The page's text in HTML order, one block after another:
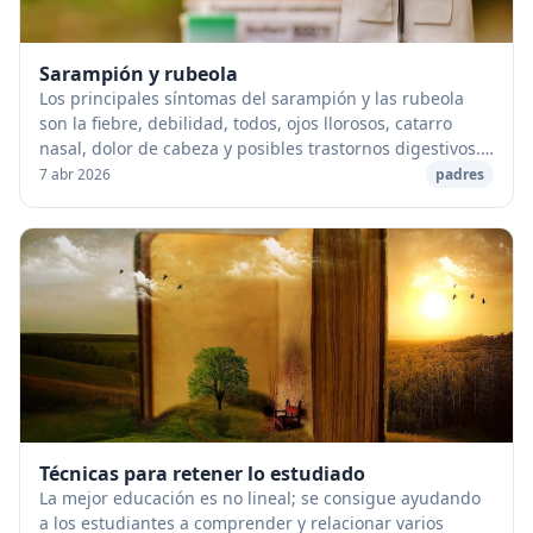
Sarampión y rubeola
Los principales síntomas del sarampión y las rubeola
son la fiebre, debilidad, todos, ojos llorosos, catarro
nasal, dolor de cabeza y posibles trastornos digestivos.
Luego, la temperatura comienza a d...
7 abr 2026 padres
Técnicas para retener lo estudiado
La mejor educación es no lineal; se consigue ayudando
a los estudiantes a comprender y relacionar varios